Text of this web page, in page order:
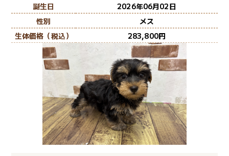
誕生日
2026年06月02日
性別
メス
生体価格（税込）
283,800